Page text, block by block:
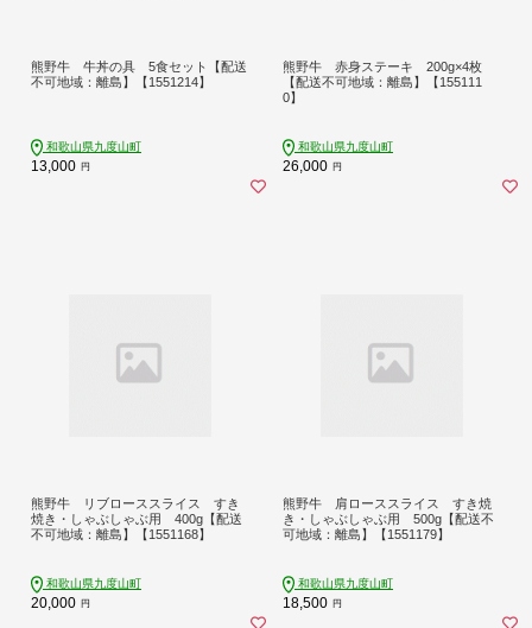
熊野牛 牛丼の具 5食セット【配送
不可地域：離島】【1551214】
和歌山県九度山町
13,000 円
熊野牛 赤身ステーキ 200g×4枚
【配送不可地域：離島】【155111
0】
和歌山県九度山町
26,000 円
熊野牛 リブローススライス すき
焼き・しゃぶしゃぶ用 400g【配送
不可地域：離島】【1551168】
和歌山県九度山町
20,000 円
熊野牛 肩ローススライス すき焼
き・しゃぶしゃぶ用 500g【配送不
可地域：離島】【1551179】
和歌山県九度山町
18,500 円